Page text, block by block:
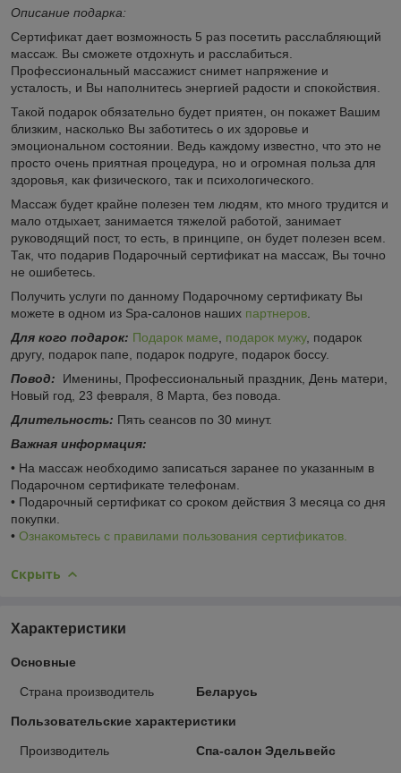
Описание подарка:
Сертификат дает возможность 5 раз посетить расслабляющий
массаж. Вы сможете отдохнуть и расслабиться.
Профессиональный массажист снимет напряжение и
усталость, и Вы наполнитесь энергией радости и спокойствия.
Такой подарок обязательно будет приятен, он покажет Вашим
близким, насколько Вы заботитесь о их здоровье и
эмоциональном состоянии. Ведь каждому известно, что это не
просто очень приятная процедура, но и огромная польза для
здоровья, как физического, так и психологического.
Массаж будет крайне полезен тем людям, кто много трудится и
мало отдыхает, занимается тяжелой работой, занимает
руководящий пост, то есть, в принципе, он будет полезен всем.
Так, что подарив Подарочный сертификат на массаж, Вы точно
не ошибетесь.
Получить услуги по данному Подарочному сертификату Вы
можете в одном из Spa-салонов наших партнеров
Для кого подарок: Подарок маме подарок мужу, подарок
другу, подарок папе, подарок подруге, подарок боссу.
Повод: Именины, Профессиональный праздник, День матери,
Новый год, 23 февраля, 8 Марта, без повода.
Длительность: Пять сеансов по 30 минут.
Важная информация:
• На массаж необходимо записаться заранее по указанным в
Подарочном сертификате телефонам.
• Подарочный сертификат со сроком действия 3 месяца со дня
покупки.
• Ознакомьтесь с правилами пользования сертификатов.
Скрыть
Характеристики
Основные
Страна производитель Беларусь
Пользовательские характеристики
Производитель Спа-салон Эдельвейс